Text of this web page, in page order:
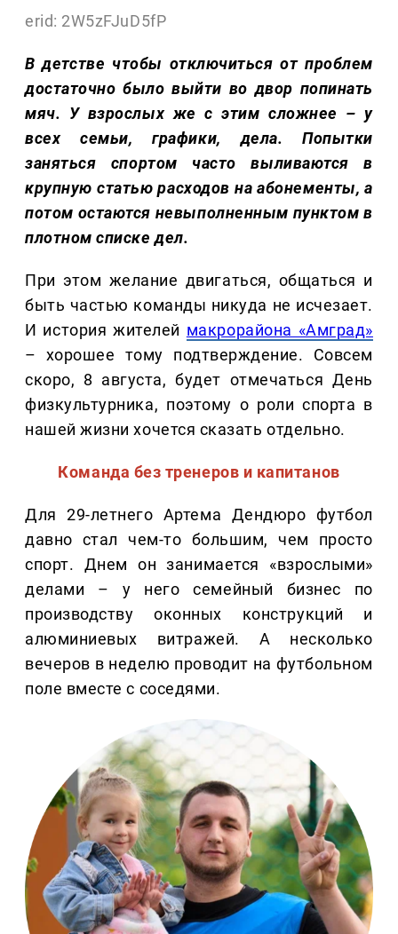
erid: 2W5zFJuD5fP
В детстве чтобы отключиться от проблем
достаточно было выйти во двор попинать
мяч. У взрослых же с этим сложнее – у
всех семьи, графики, дела. Попытки
заняться спортом часто выливаются в
крупную статью расходов на абонементы, а
потом остаются невыполненным пунктом в
плотном списке дел.
При этом желание двигаться, общаться и
быть частью команды никуда не исчезает.
И история жителей макрорайона «Амград»
– хорошее тому подтверждение. Совсем
скоро, 8 августа, будет отмечаться День
физкультурника, поэтому о роли спорта в
нашей жизни хочется сказать отдельно.
Команда без тренеров и капитанов
Для 29-летнего Артема Дендюро футбол
давно стал чем-то большим, чем просто
спорт. Днем он занимается «взрослыми»
делами – у него семейный бизнес по
производству оконных конструкций и
алюминиевых витражей. А несколько
вечеров в неделю проводит на футбольном
поле вместе с соседями.